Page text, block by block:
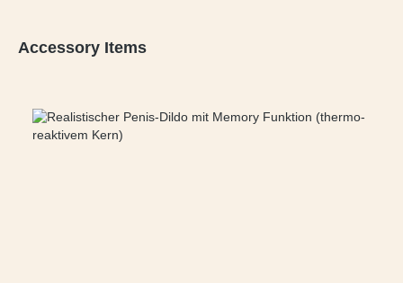
Produktgalerie überspringen
Accessory Items